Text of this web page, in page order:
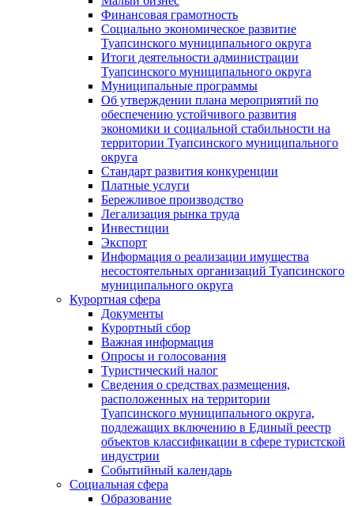
Финансовая грамотность
Социально экономическое развитие
Туапсинского муниципального округа
Итоги деятельности администрации
Туапсинского муниципального округа
Муниципальные программы
Об утверждении плана мероприятий по
обеспечению устойчивого развития
экономики и социальной стабильности на
территории Туапсинского муниципального
округа
Стандарт развития конкуренции
Платные услуги
Бережливое производство
Легализация рынка труда
Инвестиции
Экспорт
Информация о реализации имущества
несостоятельных организаций Туапсинского
муниципального округа
Курортная сфера
Документы
Курортный сбор
Важная информация
Опросы и голосования
Туристический налог
Сведения о средствах размещения,
расположенных на территории
Туапсинского муниципального округа,
подлежащих включению в Единый реестр
объектов классификации в сфере туристской
индустрии
Событийный календарь
Социальная сфера
Образование